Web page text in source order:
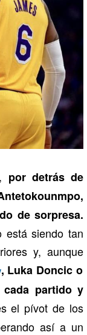
por detrás de
de sorpresa.
está siendo tan
y, aunque
, Luka Doncic o
cada partido y
el pívot de los
así a un